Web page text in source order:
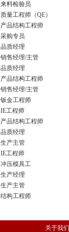
来料检验员
质量工程师（QE）
产品结构工程师
采购专员
品质经理
销售经理/主管
品质经理
产品结构工程师
销售经理/主管
钣金工程师
IE工程师
产品结构工程师
品质经理
生产主管
IE工程师
冲压模具工
生产经理
生产主管
结构工程师
关于我们